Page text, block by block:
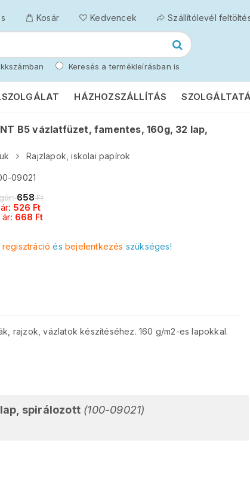
Kosár Kedvencek Szállítólevél
Keresés a termékleírásban is
HÁZHOZSZÁLLÍTÁS
B5 vázlatfüzet, famentes, 160g, 32 lap,
Rajzlapok, iskolai papírok
09021
658Ft
526 Ft
668 Ft
regisztráció és bejelentkezés szükséges!
rajzok, vázlatok készítéséhez. 160 g/m2-es lapokkal.
spirálozott (100-09021)